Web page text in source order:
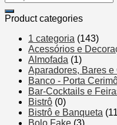
Product categories
1 categoria (143)
Acessórios e
Almofada (1)
Aparadores, Bares e
Banco - Porta
Bar-Cocktails e
Bistrô (0)
Bistrô e Banqueta